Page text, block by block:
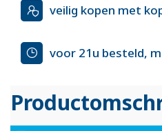
veilig kopen met
voor 21u besteld,